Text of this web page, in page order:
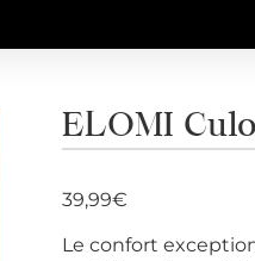
ELOMI
39,99€
Le confort